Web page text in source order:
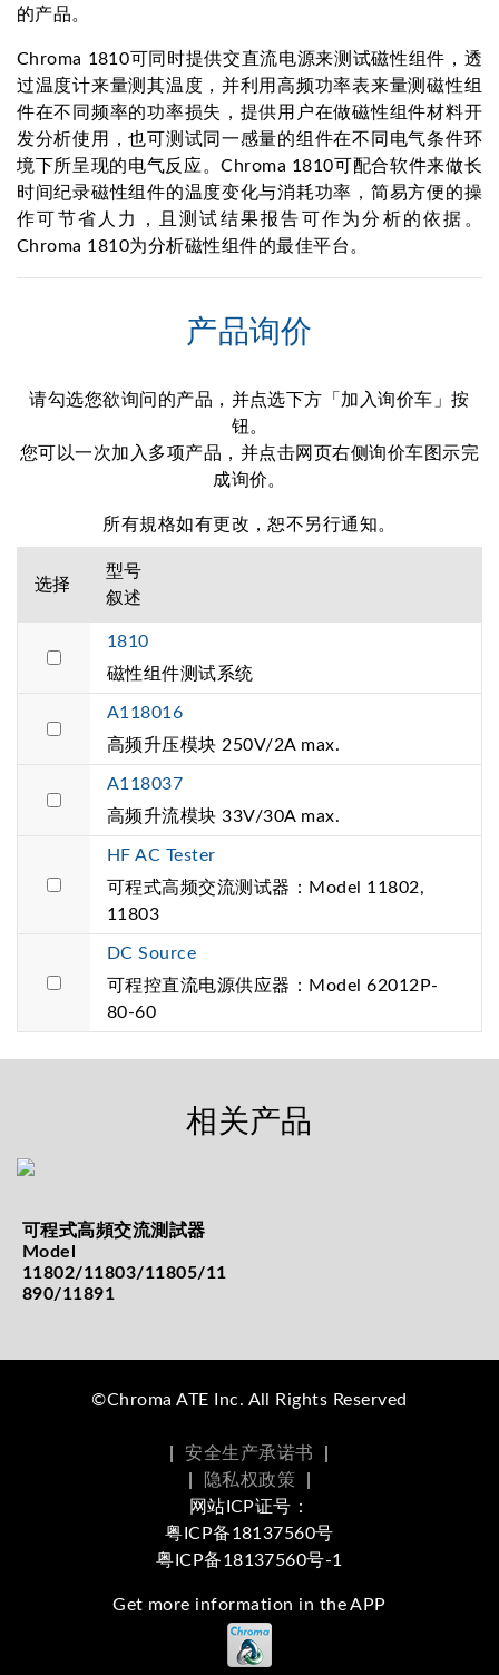
的产品。
Chroma 1810可同时提供交直流电源来测试磁性组件，透
过温度计来量测其温度，并利用高频功率表来量测磁性组
件在不同频率的功率损失，提供用户在做磁性组件材料开
发分析使用，也可测试同一感量的组件在不同电气条件环
境下所呈现的电气反应。Chroma 1810可配合软件来做长
时间纪录磁性组件的温度变化与消耗功率，简易方便的操
作可节省人力，且测试结果报告可作为分析的依据。
Chroma 1810为分析磁性组件的最佳平台。
产品询价
请勾选您欲询问的产品，并点选下方「加入询价车」按
钮。
您可以一次加入多项产品，并点击网页右侧询价车图示完
成询价。
所有規格如有更改，恕不另行通知。
选择
型号
叙述
1810
磁性组件测试系统
A118016
高频升压模块 250V/2A max.
A118037
高频升流模块 33V/30A max.
HF AC Tester
可程式高频交流测试器：Model 11802,
11803
DC Source
可程控直流电源供应器：Model 62012P-
80-60
相关产品
可程式高頻交流測試器
Model
11802/11803/11805/11
890/11891
©Chroma ATE Inc. All Rights Reserved
安全生产承诺书
隐私权政策
网站ICP证号：
粤ICP备18137560号
粤ICP备18137560号-1
Get more information in the APP